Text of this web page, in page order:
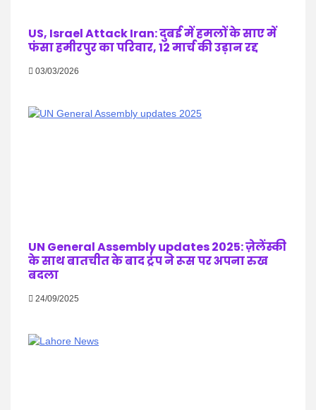
US, Israel Attack Iran: दुबई में हमलों के साए में
फंसा हमीरपुर का परिवार, 12 मार्च की उड़ान रद्द
03/03/2026
UN General Assembly updates 2025: ज़ेलेंस्की
के साथ बातचीत के बाद ट्रंप ने रूस पर अपना रुख
बदला
24/09/2025